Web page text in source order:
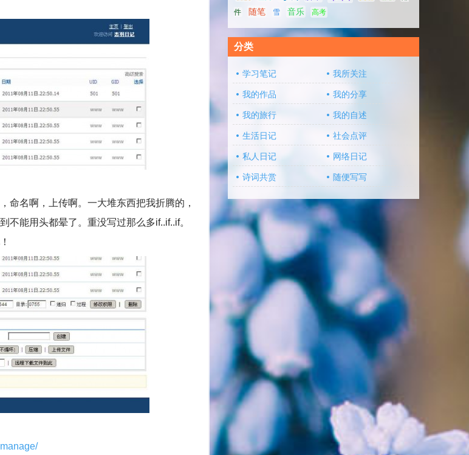
名啊，上传啊。一大堆东西把我折腾的，
能用头都晕了。重没写过那么多if..if..if。
件 随笔 雪 音乐 高考
分类
学习笔记 我所关注
我的作品 我的分享
我的旅行 我的自述
生活日记 社会点评
私人日记 网络日记
诗词共赏 随便写写